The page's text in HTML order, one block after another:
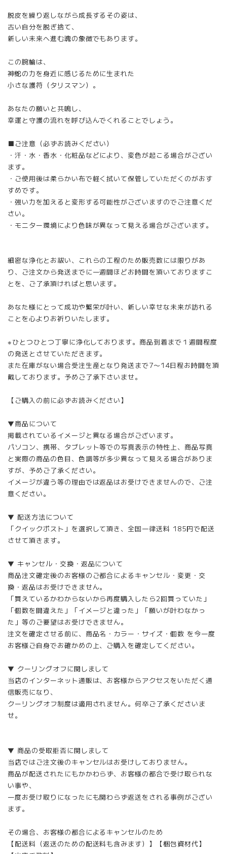
脱皮を繰り返しながら成長するその姿は、
古い自分を脱ぎ捨て、
新しい未来へ進む魂の象徴でもあります。
この腕輪は、
神蛇の力を身近に感じるために生まれた
小さな護符（タリスマン）。
あなたの願いと共鳴し、
幸運と守護の流れを呼び込んでくれることでしょう。
■ご注意（必ずお読みください）
・汗・水・香水・化粧品などにより、変色が起こる場合がござい
ます。
・ご使用後は柔らかい布で軽く拭いて保管していただくのがおす
すめです。
・強い力を加えると変形する可能性がございますのでご注意くだ
さい。
・モニター環境により色味が異なって見える場合がございます。
細密な浄化とお祓い、これらの工程のため販売数には限りがあ
り、ご注文から発送までに一週間ほどお時間を頂いておりますこ
とを、ご了承頂ければと思います。
あなた様にとって成功や繁栄が叶い、新しい幸せな未来が訪れる
ことを心よりお祈りいたします。
※ひとつひとつ丁寧に浄化しております。商品到着まで１週間程度
の発送とさせていただきます。
また在庫がない場合受注生産となり発送まで7〜14日程お時間を頂
戴しております。予めご了承下さいませ。
【ご購入の前に必ずお読みください】
▼商品について
掲載されているイメージと異なる場合がございます。
パソコン、携帯、タブレット等での写真表示の特性上、商品写真
と実際の商品の色目、色調等が多少異なって見える場合がありま
すが、予めご了承ください。
イメージが違う等の理由では返品はお受けできませんので、ご注
意ください。
▼ 配送方法について
「クイックポスト」を選択して頂き、全国一律送料 185円で配送
させて頂きます。
▼ キャンセル・交換・返品について
商品注文確定後のお客様のご都合によるキャンセル・変更・交
換・返品はお受けできません。
「買えているかわからないから再度購入したら2回買っていた」
「個数を間違えた」「イメージと違った」「願いが叶わなかっ
た」等のご要望はお受けできません。
注文を確定させる前に、商品名・カラー・サイズ・個数 を今一度
お客様ご自身でお確かめの上、ご購入を確定してください。
▼ クーリングオフに関しまして
当店のインターネット通販は、お客様からアクセスをいただく通
信販売になり、
クーリングオフ制度は適用されません。何卒ご了承くださいま
せ。
▼ 商品の受取拒否に関しまして
当店ではご注文後のキャンセルはお受けしておりません。
商品が配送されたにもかかわらず、お客様の都合で受け取られな
い事や、
一度お受け取りになったにも関わらず返送をされる事例がござい
ます。
その場合、お客様の都合によるキャンセルのため
【配送料（返送のための配送料も含みます）】【梱包資材代】